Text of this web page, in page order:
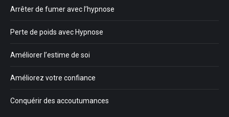
Arrêter de fumer avec l’hypnose
Perte de poids avec Hypnose
Améliorer l’estime de soi
Améliorez votre confiance
Conquérir des accoutumances